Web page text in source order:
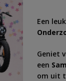
Een
Geniet
een
om uit